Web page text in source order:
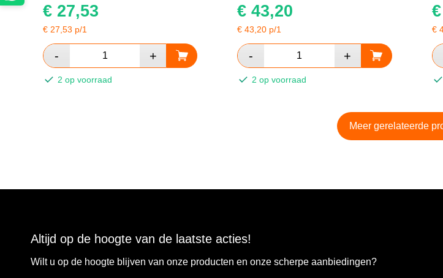
€ 27,53
€ 27,53 p/1
2 op voorraad
€ 43,20
€43,20 p/1
2 op voorraad
€
€
Meer gerelateerde
Altijd op de hoogte van de laatste acties!
Wilt u op de hoogte blijven van onze producten en onze scherpe aanbiedingen?